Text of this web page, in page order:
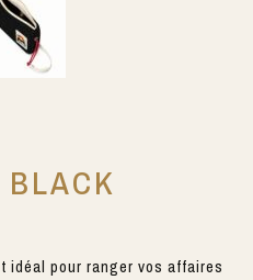
idéal pour ranger vos affaires